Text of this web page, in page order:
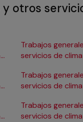
y otros
Trabajos
servicios de
Trabajos
servicios de
Trabajos
servicios de